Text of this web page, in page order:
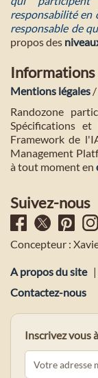
responsabilité en
responsable de
propos des
Informations
Mentions légales /
Randozone
Spécifications
Framework de
Management
à tout moment en
Suivez-nous
Concepteur :
A propos du site |
Contactez-nous
Inscrivez vous